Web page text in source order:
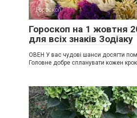
Гороскоп
Гороскоп на 1 жовтня
для всіх знаків Зодіаку
ОВЕН У вас чудові шанси досягти
Головне добре спланувати кожен крок